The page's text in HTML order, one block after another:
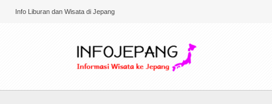
Info Liburan dan Wisata di Jepang